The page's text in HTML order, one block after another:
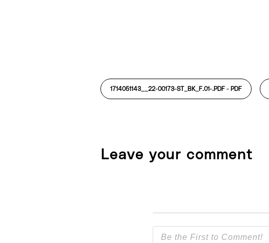
1714051143__22-00173-ST_BK_F.01-.PDF - PDF
Leave your comment